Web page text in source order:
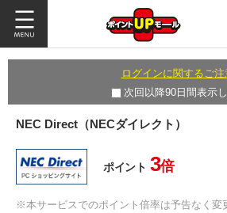
ログインに関するご注
次回以降90日間表示
NEC Direct（NECダイレクト）
ポイント 3倍
※本サービスでのポイント倍率は予告なく変